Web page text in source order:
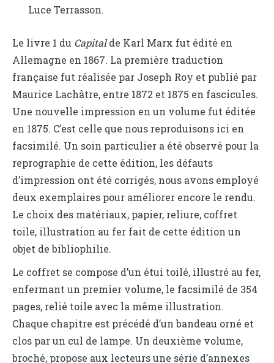
Luce Terrasson.
Le livre 1 du Capitalde Karl Marx fut édité en
Allemagne en 1867. La première traduction
française fut réalisée par Joseph Roy et publié par
Maurice Lachâtre, entre 1872 et 1875 en fascicules.
Une nouvelle impression en un volume fut éditée
en 1875. C’est celle que nous reproduisons ici en
facsimilé. Un soin particulier a été observé pour la
reprographie de cette édition, les défauts
d’impression ont été corrigés, nous avons employé
deux exemplaires pour améliorer encore le rendu.
Le choix des matériaux, papier, reliure, coffret
toile, illustration au fer fait de cette édition un
objet de bibliophilie.
Le coffret se compose d’un étui toilé, illustré au fer,
enfermant un premier volume, le facsimilé de 354
pages, relié toile avec la même illustration.
Chaque chapitre est précédé d’un bandeau orné et
clos par un cul de lampe. Un deuxième volume,
broché, propose aux lecteurs une série d’annexes